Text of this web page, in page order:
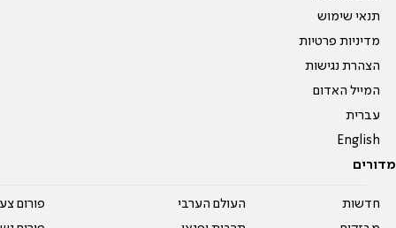
תנאי שימוש
מדיניות פרטיות
הצהרת נגישות
המייל האדום
עברית
English
מדורים
חדשות
העולם הערבי
פורום